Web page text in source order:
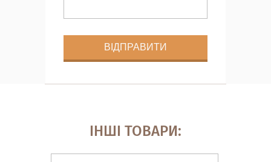
ІНШІ ТОВАРИ: